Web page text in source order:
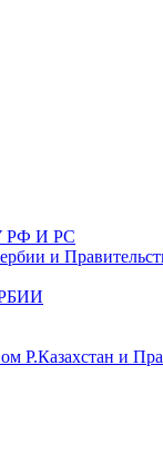
И РС
и
Р.Казахстан и